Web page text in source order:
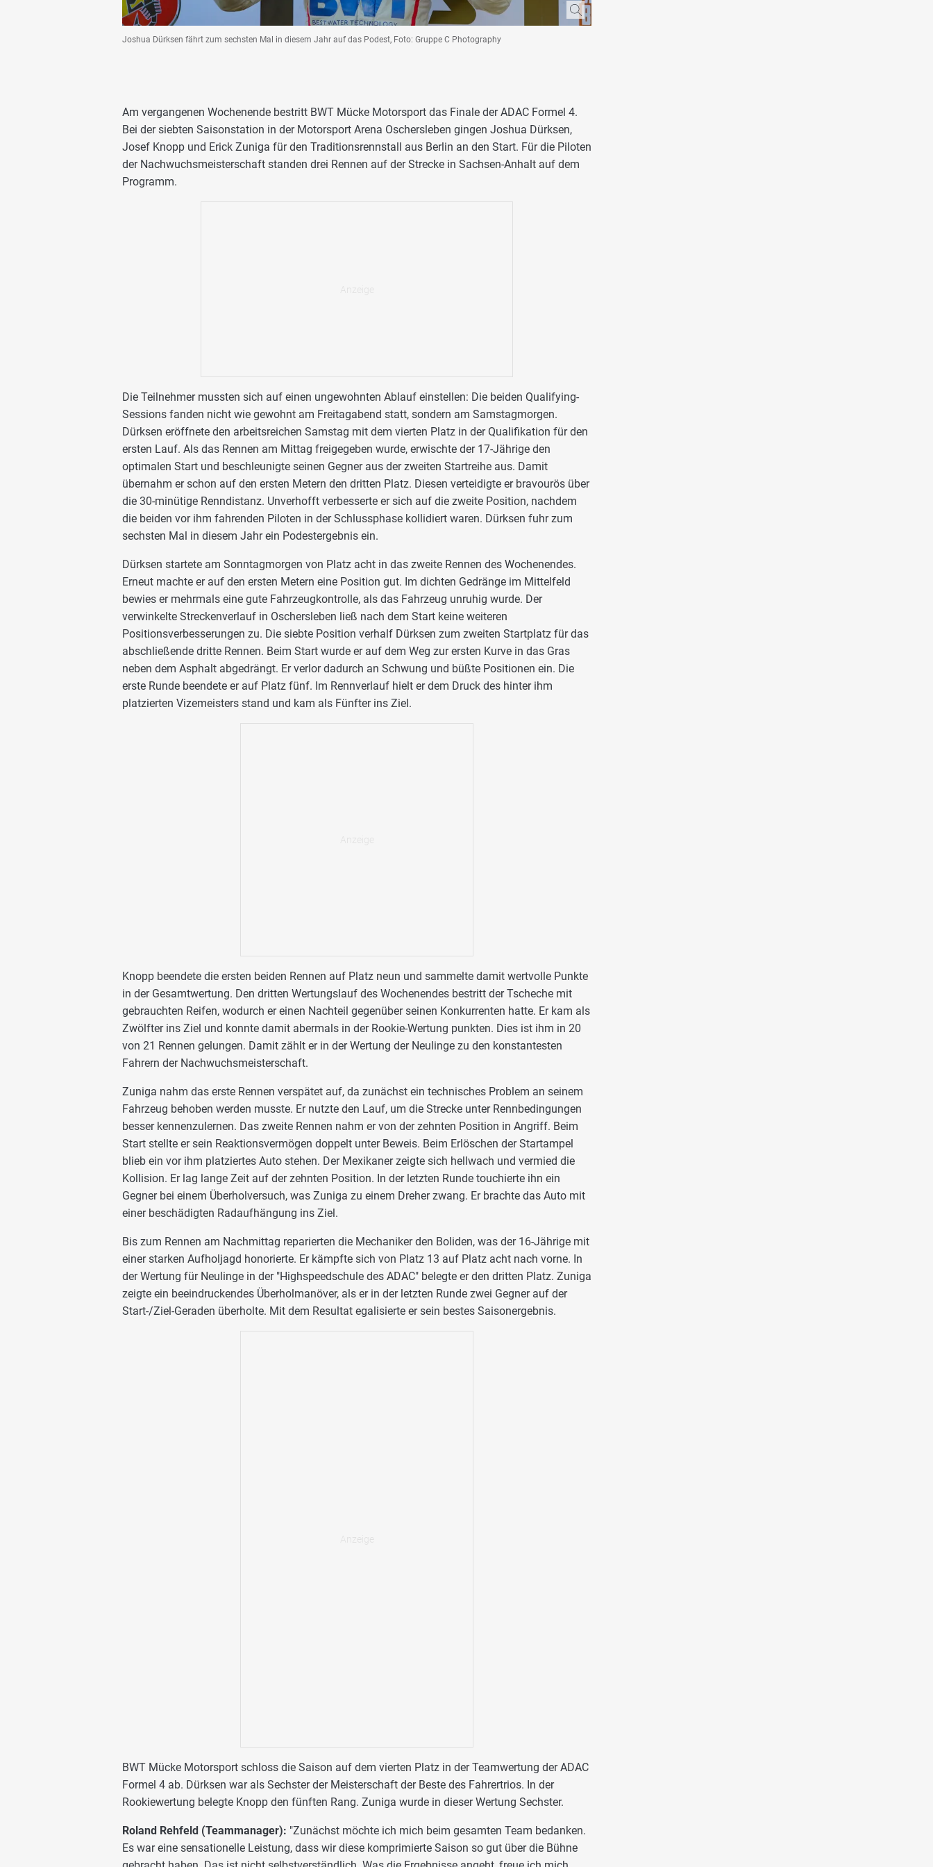
Joshua Dürksen fährt zum sechsten Mal in diesem Jahr auf das Podest, Foto: Gruppe C Photography
Am vergangenen Wochenende bestritt BWT Mücke Motorsport das Finale der ADAC Formel 4.
Bei der siebten Saisonstation in der Motorsport Arena Oschersleben gingen Joshua Dürksen,
Josef Knopp und Erick Zuniga für den Traditionsrennstall aus Berlin an den Start. Für die Piloten
der Nachwuchsmeisterschaft standen drei Rennen auf der Strecke in Sachsen-Anhalt auf dem
Programm.
Die Teilnehmer mussten sich auf einen ungewohnten Ablauf einstellen: Die beiden Qualifying-
Sessions fanden nicht wie gewohnt am Freitagabend statt, sondern am Samstagmorgen.
Dürksen eröffnete den arbeitsreichen Samstag mit dem vierten Platz in der Qualifikation für den
ersten Lauf. Als das Rennen am Mittag freigegeben wurde, erwischte der 17-Jährige den
optimalen Start und beschleunigte seinen Gegner aus der zweiten Startreihe aus. Damit
übernahm er schon auf den ersten Metern den dritten Platz. Diesen verteidigte er bravourös über
die 30-minütige Renndistanz. Unverhofft verbesserte er sich auf die zweite Position, nachdem
die beiden vor ihm fahrenden Piloten in der Schlussphase kollidiert waren. Dürksen fuhr zum
sechsten Mal in diesem Jahr ein Podestergebnis ein.
Dürksen startete am Sonntagmorgen von Platz acht in das zweite Rennen des Wochenendes.
Erneut machte er auf den ersten Metern eine Position gut. Im dichten Gedränge im Mittelfeld
bewies er mehrmals eine gute Fahrzeugkontrolle, als das Fahrzeug unruhig wurde. Der
verwinkelte Streckenverlauf in Oschersleben ließ nach dem Start keine weiteren
Positionsverbesserungen zu. Die siebte Position verhalf Dürksen zum zweiten Startplatz für das
abschließende dritte Rennen. Beim Start wurde er auf dem Weg zur ersten Kurve in das Gras
neben dem Asphalt abgedrängt. Er verlor dadurch an Schwung und büßte Positionen ein. Die
erste Runde beendete er auf Platz fünf. Im Rennverlauf hielt er dem Druck des hinter ihm
platzierten Vizemeisters stand und kam als Fünfter ins Ziel.
Knopp beendete die ersten beiden Rennen auf Platz neun und sammelte damit wertvolle Punkte
in der Gesamtwertung. Den dritten Wertungslauf des Wochenendes bestritt der Tscheche mit
gebrauchten Reifen, wodurch er einen Nachteil gegenüber seinen Konkurrenten hatte. Er kam als
Zwölfter ins Ziel und konnte damit abermals in der Rookie-Wertung punkten. Dies ist ihm in 20
von 21 Rennen gelungen. Damit zählt er in der Wertung der Neulinge zu den konstantesten
Fahrern der Nachwuchsmeisterschaft.
Zuniga nahm das erste Rennen verspätet auf, da zunächst ein technisches Problem an seinem
Fahrzeug behoben werden musste. Er nutzte den Lauf, um die Strecke unter Rennbedingungen
besser kennenzulernen. Das zweite Rennen nahm er von der zehnten Position in Angriff. Beim
Start stellte er sein Reaktionsvermögen doppelt unter Beweis. Beim Erlöschen der Startampel
blieb ein vor ihm platziertes Auto stehen. Der Mexikaner zeigte sich hellwach und vermied die
Kollision. Er lag lange Zeit auf der zehnten Position. In der letzten Runde touchierte ihn ein
Gegner bei einem Überholversuch, was Zuniga zu einem Dreher zwang. Er brachte das Auto mit
einer beschädigten Radaufhängung ins Ziel.
Bis zum Rennen am Nachmittag reparierten die Mechaniker den Boliden, was der 16-Jährige mit
einer starken Aufholjagd honorierte. Er kämpfte sich von Platz 13 auf Platz acht nach vorne. In
der Wertung für Neulinge in der "Highspeedschule des ADAC" belegte er den dritten Platz. Zuniga
zeigte ein beeindruckendes Überholmanöver, als er in der letzten Runde zwei Gegner auf der
Start-/Ziel-Geraden überholte. Mit dem Resultat egalisierte er sein bestes Saisonergebnis.
BWT Mücke Motorsport schloss die Saison auf dem vierten Platz in der Teamwertung der ADAC
Formel 4 ab. Dürksen war als Sechster der Meisterschaft der Beste des Fahrertrios. In der
Rookiewertung belegte Knopp den fünften Rang. Zuniga wurde in dieser Wertung Sechster.
Roland Rehfeld (Teammanager): "Zunächst möchte ich mich beim gesamten Team bedanken.
Es war eine sensationelle Leistung, dass wir diese komprimierte Saison so gut über die Bühne